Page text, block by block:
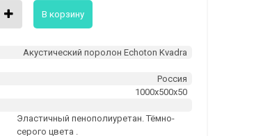
В корзину
Акустический поролон Echoton Kvadra
Россия
1000x500x50
Эластичный пенополиуретан. Тёмно-
серого цвета .